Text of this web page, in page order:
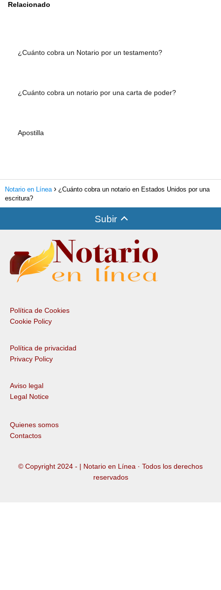
Relacionado
¿Cuánto cobra un Notario por un testamento?
¿Cuánto cobra un notario por una carta de poder?
Apostilla
Notario en Línea
¿Cuánto cobra un notario en Estados Unidos por una
escritura?
Subir
Política de Cookies
Cookie Policy
Política de privacidad
Privacy Policy
Aviso legal
Legal Notice
Quienes somos
Contactos
© Copyright 2024 - | Notario en Línea · Todos los derechos
reservados